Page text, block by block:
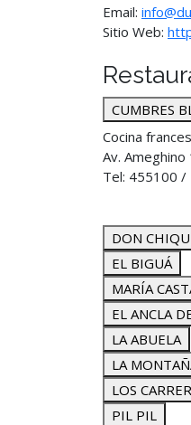
Email:
Sitio Web:
CUMBRES
Cocina
Av. Ameghino
Tel: 455100 /
DON
EL BIGUÁ
MARÍA
EL ANCLA
LA ABUELA
LA
LOS
PIL PIL